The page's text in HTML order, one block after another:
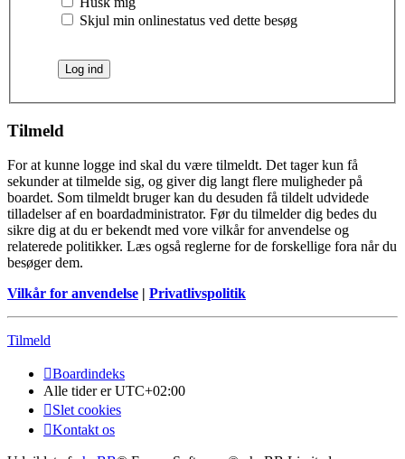
Skjul min onlinestatus ved dette besøg
Tilmeld
For at kunne logge ind skal du være tilmeldt. Det tager kun få
sekunder at tilmelde sig, og giver dig langt flere muligheder på
boardet. Som tilmeldt bruger kan du desuden få tildelt udvidede
tilladelser af en boardadministrator. Før du tilmelder dig bedes du
sikre dig at du er bekendt med vore vilkår for anvendelse og
relaterede politikker. Læs også reglerne for de forskellige fora når du
besøger dem.
Vilkår for anvendelse | Privatlivspolitik
Tilmeld
Boardindeks
Alle tider erUTC+02:00
Slet cookies
Kontakt os